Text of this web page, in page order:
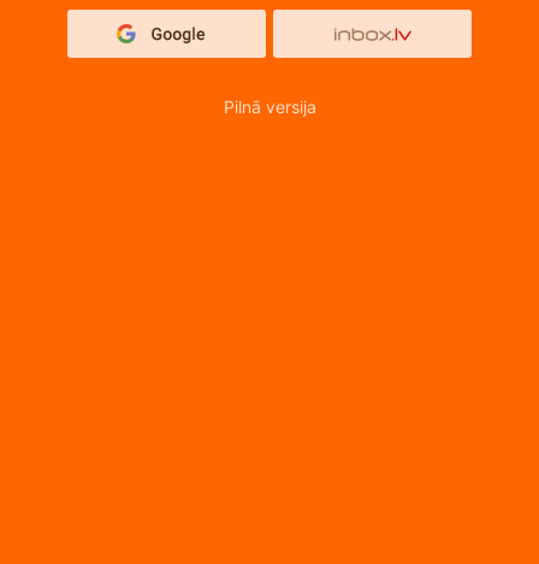
Pilnā versija